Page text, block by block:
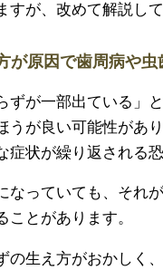
すが、改めて解説して
が原因で歯周病や
ずが一部出ている」
うが良い可能性があり
症状が繰り返される
なっていても、それ
とがあります。
の生え方がおかしく